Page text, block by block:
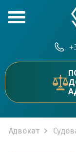
Адвокат